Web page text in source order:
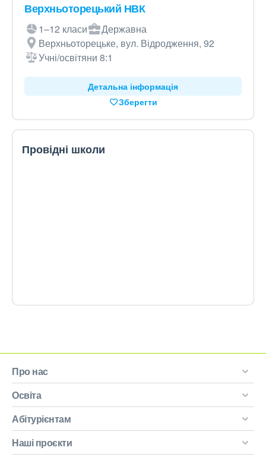
Верхньоторецький НВК
1–12 класи
Державна
Верхньоторецьке, вул. Відродження, 92
Учні/освітяни 8:1
Детальна інформація
Зберегти
Провідні школи
Про нас
Освіта
Абітурієнтам
Наші проєкти